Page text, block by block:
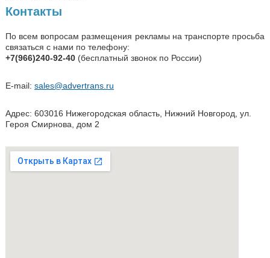
Контакты
По всем вопросам размещения рекламы на транспорте просьба
связаться с нами по телефону:
+7(966)240-92-40(бесплатный звонок по России)
E-mail: sales@advertrans.ru
Адрес: 603016 Нижегородская область, Нижний Новгород, ул.
Героя Смирнова, дом 2